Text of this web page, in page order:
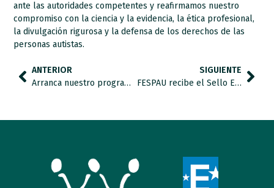
ante las autoridades competentes y reafirmamos nuestro
compromiso con la ciencia y la evidencia, la ética profesional,
la divulgación rigurosa y la defensa de los derechos de las
personas autistas.
ANTERIOR
Arranca nuestro programa TIC TAC para promover un uso ajustado de la tecnología en alumnado con autismo.
SIGUIENTE
FESPAU recibe el Sello EFQM en un acto organizado por el Club Excelencia en Gestión.